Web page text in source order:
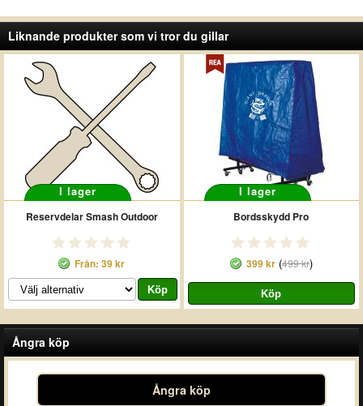
Liknande produkter som vi tror du gillar
I lager
Reservdelar Smash Outdoor
Från: 39 kr
I lager
Bordsskydd Pro
399 kr(499 kr)
Ångra köp
Ångra köp